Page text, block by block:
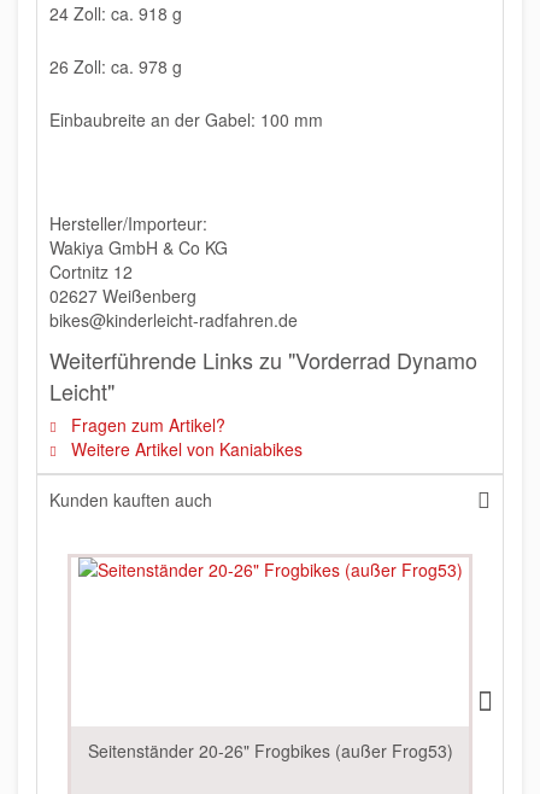
24 Zoll: ca. 918 g
26 Zoll: ca. 978 g
Einbaubreite an der Gabel: 100 mm
Hersteller/Importeur:
Wakiya GmbH & Co KG
Cortnitz 12
02627 Weißenberg
bikes@kinderleicht-radfahren.de
Weiterführende Links zu "Vorderrad Dynamo
Leicht"
Fragen zum Artikel?
Weitere Artikel von Kaniabikes
Kunden kauften auch
Seitenständer 20-26" Frogbikes (außer Frog53)